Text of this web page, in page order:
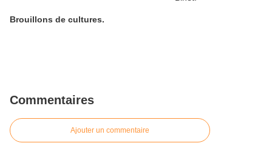
Brouillons de cultures.
Commentaires
Ajouter un commentaire